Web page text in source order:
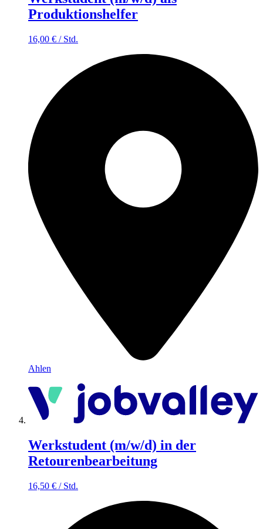
Produktionshelfer
16,00 € / Std.
Ahlen
Werkstudent (m/w/d) in der
Retourenbearbeitung
16,50 € / Std.